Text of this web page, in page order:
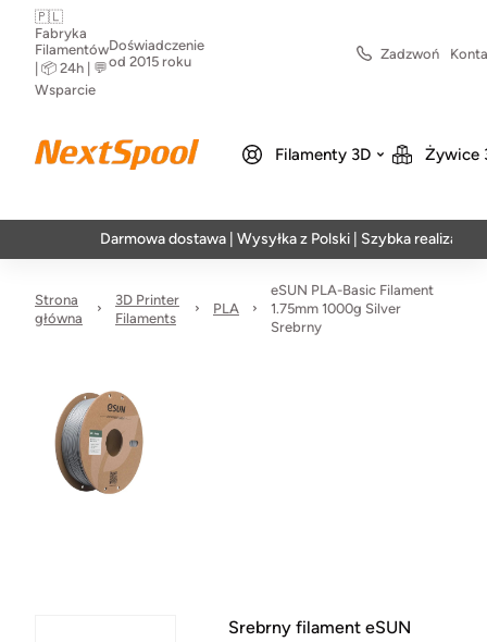
🇵🇱
Fabryka
Filamentów
| 📦 24h | 💬
Wsparcie
Doświadczenie
od 2015 roku
Zadzwoń
Filamenty 3D Żywice
Darmowa dostawa | Wysyłka z Polski | Szybka realizacja w 24h
Strona
główna
3D Printer
Filaments
PLA
eSUN PLA-Basic Filament
1.75mm 1000g Silver
Srebrny
Srebrny filament eSUN